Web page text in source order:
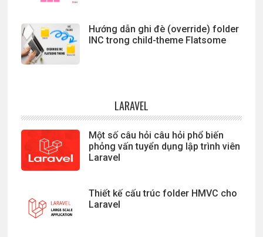
Hướng dẫn ghi đè (override) folder
INC trong child-theme Flatsome
LARAVEL
Một số câu hỏi câu hỏi phổ biến
phỏng vấn tuyển dụng lập trình viên
Laravel
Thiết kế cấu trúc folder HMVC cho
Laravel